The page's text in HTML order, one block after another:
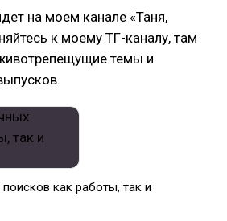
на моем канале «Таня,
к моему ТГ-каналу, там
темы и
как работы, так и